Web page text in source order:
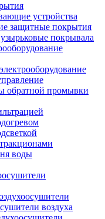
устройства
защитные покрытия
покрывала
обратной промывки
воды
воздуха